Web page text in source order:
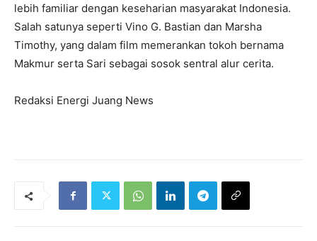
lebih familiar dengan keseharian masyarakat Indonesia.
Salah satunya seperti Vino G. Bastian dan Marsha
Timothy, yang dalam film memerankan tokoh bernama
Makmur serta Sari sebagai sosok sentral alur cerita.
Redaksi Energi Juang News